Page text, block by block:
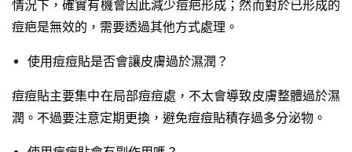
情況下，確實有機會因此減少痘疤形成；然而對於已形成的
痘疤是無效的，需要透過其他方式處理。
使用痘痘貼是否會讓皮膚過於濕潤？
痘痘貼主要集中在局部痘痘處，不太會導致皮膚整體過於濕
潤。不過要注意定期更換，避免痘痘貼積存過多分泌物。